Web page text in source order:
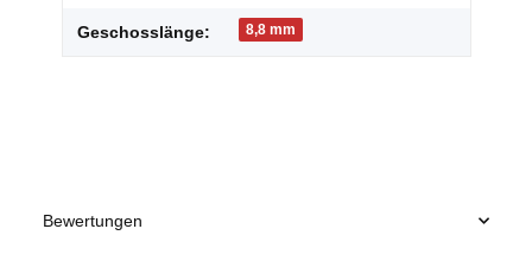
Geschosslänge: 8,8 mm
Bewertungen